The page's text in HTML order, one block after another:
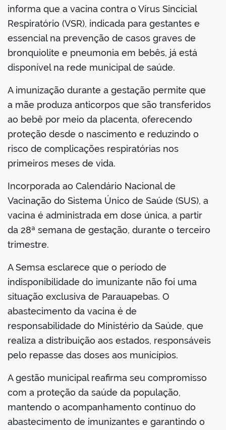
informa que a vacina contra o Vírus Sincicial
Respiratório (VSR), indicada para gestantes e
essencial na prevenção de casos graves de
bronquiolite e pneumonia em bebês, já está
disponível na rede municipal de saúde.
A imunização durante a gestação permite que
a mãe produza anticorpos que são transferidos
ao bebê por meio da placenta, oferecendo
proteção desde o nascimento e reduzindo o
risco de complicações respiratórias nos
primeiros meses de vida.
Incorporada ao Calendário Nacional de
Vacinação do Sistema Único de Saúde (SUS), a
vacina é administrada em dose única, a partir
da 28ª semana de gestação, durante o terceiro
trimestre.
A Semsa esclarece que o período de
indisponibilidade do imunizante não foi uma
situação exclusiva de Parauapebas. O
abastecimento da vacina é de
responsabilidade do Ministério da Saúde, que
realiza a distribuição aos estados, responsáveis
pelo repasse das doses aos municípios.
A gestão municipal reafirma seu compromisso
com a proteção da saúde da população,
mantendo o acompanhamento contínuo do
abastecimento de imunizantes e garantindo o